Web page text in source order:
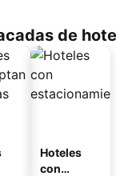
de
Hoteles
con